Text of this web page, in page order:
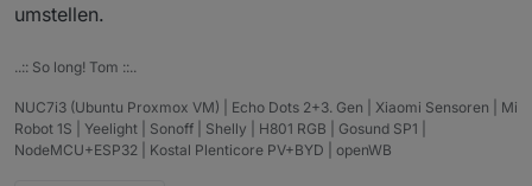
d#httpget
Ich muss mal schauen wie ich das alles
anbieten kann, ohne den Baustein
komplett zu überfrachten.
umstellen.
..:: So long! Tom ::..
NUC7i3 (Ubuntu Proxmox VM) | Echo Dots 2+3. Gen | Xiaomi Sensoren | Mi
Robot 1S | Yeelight | Sonoff | Shelly | H801 RGB | Gosund SP1 |
NodeMCU+ESP32 | Kostal Plenticore PV+BYD | openWB